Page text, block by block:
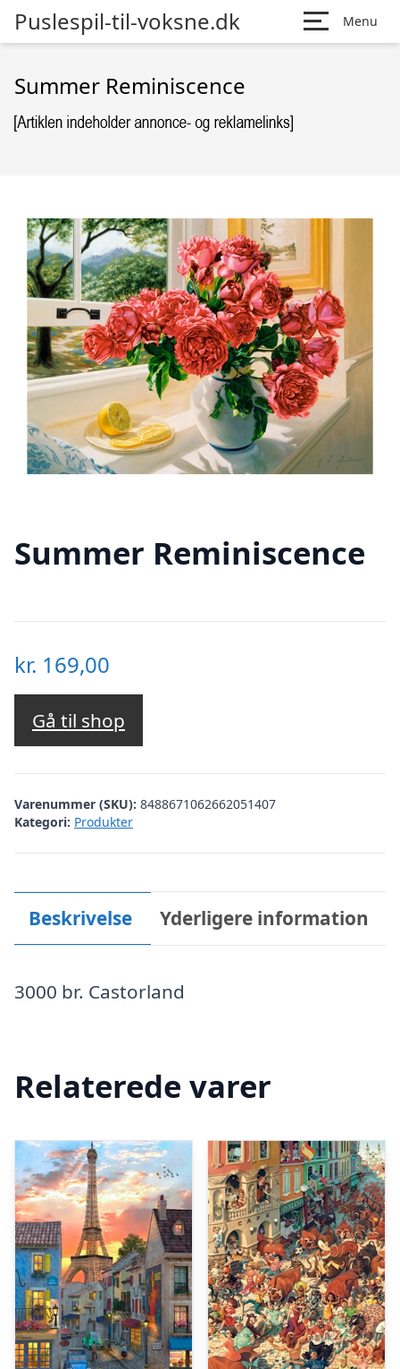
Puslespil-til-voksne.dk Menu
Summer Reminiscence
Summer Reminiscence
kr. 169,00
Gå til shop
Varenummer (SKU): 8488671062662051407
Kategori: Produkter
Beskrivelse Yderligere information
3000 br. Castorland
Relaterede varer